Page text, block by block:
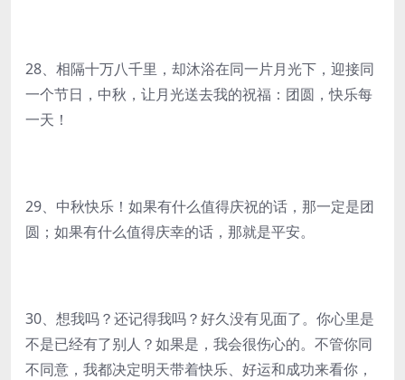
28、相隔十万八千里，却沐浴在同一片月光下，迎接同
一个节日，中秋，让月光送去我的祝福：团圆，快乐每
一天！
29、中秋快乐！如果有什么值得庆祝的话，那一定是团
圆；如果有什么值得庆幸的话，那就是平安。
30、想我吗？还记得我吗？好久没有见面了。你心里是
不是已经有了别人？如果是，我会很伤心的。不管你同
不同意，我都决定明天带着快乐、好运和成功来看你，